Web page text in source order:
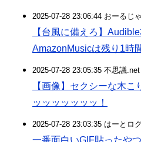
2025-07-28 23:06:44 おーるじ
【台風に備えろ】
AmazonMusicは残り1時
2025-07-28 23:05:35 不思議
【画像】セクシーな木
ッッッッッッッ！
2025-07-28 23:03:35 はーとロ
一番面白いGIF貼ったや